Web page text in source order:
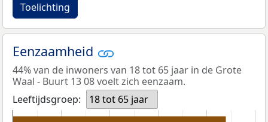
Toelichting
Eenzaamheid
44% van de inwoners van 18 tot 65 jaar in de Grote
Waal - Buurt 13 08 voelt zich eenzaam.
Leeftijdsgroep:
18 tot 65 jaar